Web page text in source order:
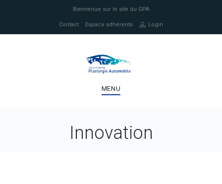
Bienvenue sur le site du GPA
Contact Espace adhérents Login
MENU
Innovation